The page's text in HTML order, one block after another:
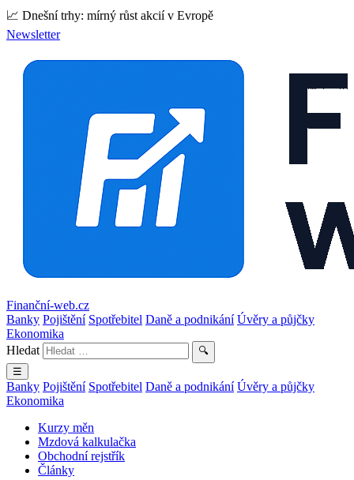
📈 Dnešní trhy: mírný růst akcií v Evropě
Newsletter
Finanční-web.cz
Banky Pojištění Spotřebitel Daně a podnikání Úvěry a půjčky
Ekonomika
Hledat
🔍
☰
Banky Pojištění Spotřebitel Daně a podnikání Úvěry a půjčky
Ekonomika
Kurzy měn
Mzdová kalkulačka
Obchodní rejstřík
Články